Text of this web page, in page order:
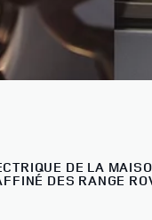
DE LA
DES RANGE